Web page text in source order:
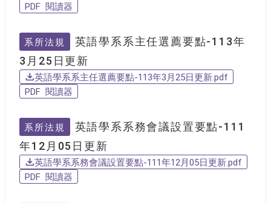
PDF 閱讀器
系所法規
英語學系系主任選薦要點-113年
3月25日更新
英語學系系主任選薦要點-113年3月25日更新.pdf
PDF 閱讀器
系所法規
英語學系系務會議設置要點-111
年12月05日更新
英語學系系務會議設置要點-111年12月05日更新.pdf
PDF 閱讀器